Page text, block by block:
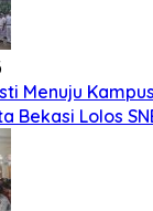
Menuju
Bekasi Lolos